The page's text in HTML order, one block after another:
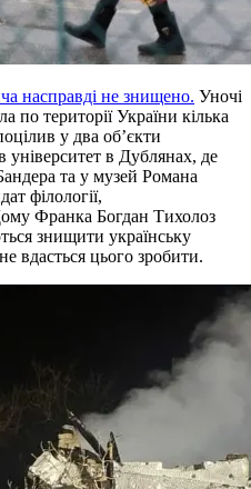
насправді не знищено. Уночі
по території України кілька
у два об’єкти
університет в Дублянах, де
та у музей Романа
філології,
Франка Богдан Тихолоз
знищити українську
вдасться цього зробити.